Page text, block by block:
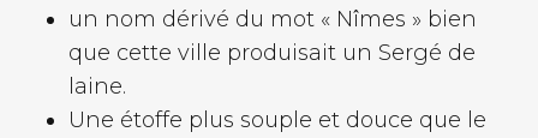
un nom dérivé du mot « Nîmes » bien
que cette ville produisait un Sergé de
laine.
Une étoffe plus souple et douce que le